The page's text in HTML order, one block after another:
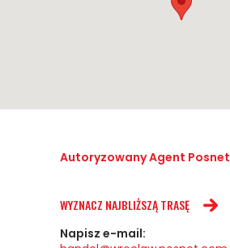
Autoryzowany Agent Posnet
WYZNACZ NAJBLIŻSZĄ TRASĘ
Napisz e-mail: